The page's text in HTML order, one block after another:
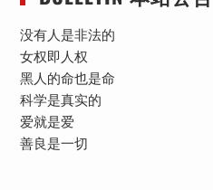
没有人是非法的
女权即人权
黑人的命也是命
科学是真实的
爱就是爱
善良是一切